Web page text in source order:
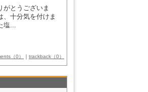
がとうございま
、十分気を付けま
塩...
（0） ｜ trackback（0）